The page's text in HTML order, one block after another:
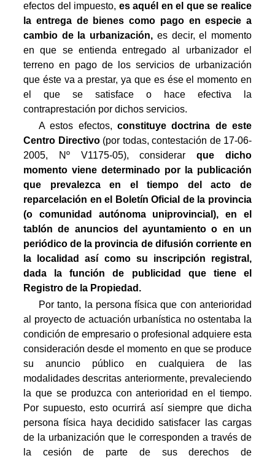
efectos del impuesto, es aquél en el que se realice
la entrega de bienes como pago en especie a
cambio de la urbanización, es decir, el momento
en que se entienda entregado al urbanizador el
terreno en pago de los servicios de urbanización
que éste va a prestar, ya que es ése el momento en
el que se satisface o hace efectiva la
contraprestación por dichos servicios.
A estos efectos, constituye doctrina de este
Centro Directivo (por todas, contestación de 17-06-
2005, Nº V1175-05), considerarque dicho
momento viene determinado por la publicación
que prevalezca en el tiempo del acto de
reparcelación en el Boletín Oficial de la provincia
(o comunidad autónoma uniprovincial), en el
tablón de anuncios del ayuntamiento o en un
periódico de la provincia de difusión corriente en
la localidad así como su inscripción registral,
dada la función de publicidad que tiene el
Registro de la Propiedad.
Por tanto, la persona física que con anterioridad
al proyecto de actuación urbanística no ostentaba la
condición de empresario o profesional adquiere esta
consideración desde el momento en que se produce
su anuncio público en cualquiera de las
modalidades descritas anteriormente, prevaleciendo
la que se produzca con anterioridad en el tiempo.
Por supuesto, esto ocurrirá así siempre que dicha
persona física haya decidido satisfacer las cargas
de la urbanización que le corresponden a través de
la cesión de parte de sus derechos de